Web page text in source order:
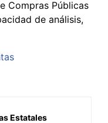
Compras Públicas
de análisis,
Estatales